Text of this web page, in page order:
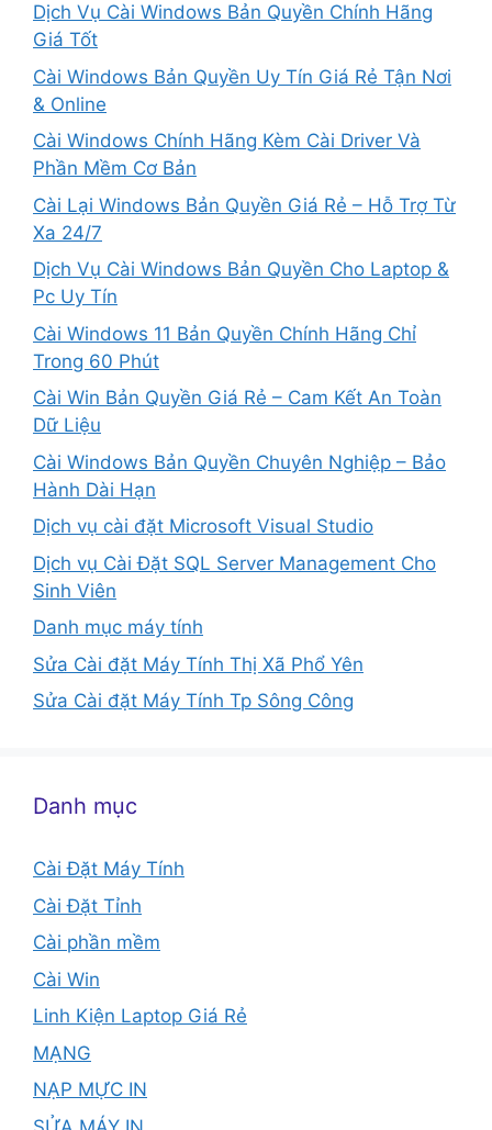
Dịch Vụ Cài Windows Bản Quyền Chính Hãng
Giá Tốt
Cài Windows Bản Quyền Uy Tín Giá Rẻ Tận Nơi
& Online
Cài Windows Chính Hãng Kèm Cài Driver Và
Phần Mềm Cơ Bản
Cài Lại Windows Bản Quyền Giá Rẻ – Hỗ Trợ Từ
Xa 24/7
Dịch Vụ Cài Windows Bản Quyền Cho Laptop &
Pc Uy Tín
Cài Windows 11 Bản Quyền Chính Hãng Chỉ
Trong 60 Phút
Cài Win Bản Quyền Giá Rẻ – Cam Kết An Toàn
Dữ Liệu
Cài Windows Bản Quyền Chuyên Nghiệp – Bảo
Hành Dài Hạn
Dịch vụ cài đặt Microsoft Visual Studio
Dịch vụ Cài Đặt SQL Server Management Cho
Sinh Viên
Danh mục máy tính
Sửa Cài đặt Máy Tính Thị Xã Phổ Yên
Sửa Cài đặt Máy Tính Tp Sông Công
Danh mục
Cài Đặt Máy Tính
Cài Đặt Tỉnh
Cài phần mềm
Cài Win
Linh Kiện Laptop Giá Rẻ
MẠNG
NẠP MỰC IN